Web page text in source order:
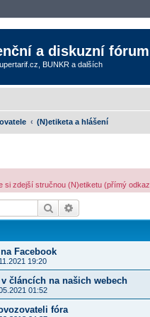
a diskuzní fórum
BUNKR a dalších
(N)etiketa a hlášení
si zdejší stručnou (N)etiketu (přímý odkaz
Hledat
Facebook
19:20
článcích na našich webech
01:52
fóra